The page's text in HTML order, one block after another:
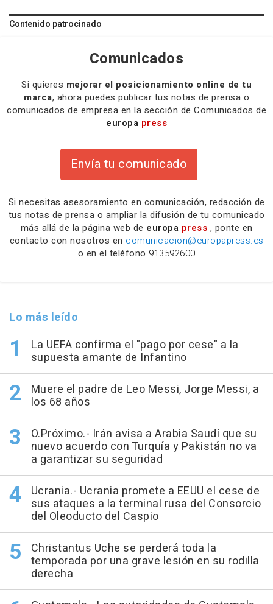
Contenido patrocinado
Comunicados
Si quieres mejorar el posicionamiento online de tu
marca, ahora puedes publicar tus notas de prensa o
comunicados de empresa en la sección de Comunicados de
europa press
Envía tu comunicado
Si necesitas asesoramiento en comunicación, redacción de
tus notas de prensa o ampliar la difusión de tu comunicado
más allá de la página web de europa press , ponte en
contacto con nosotros en comunicacion@europapress.es
o en el teléfono 913592600
Lo más leído
La UEFA confirma el "pago por cese" a la
supuesta amante de Infantino
Muere el padre de Leo Messi, Jorge Messi, a
los 68 años
O.Próximo.- Irán avisa a Arabia Saudí que su
nuevo acuerdo con Turquía y Pakistán no va
a garantizar su seguridad
Ucrania.- Ucrania promete a EEUU el cese de
sus ataques a la terminal rusa del Consorcio
del Oleoducto del Caspio
Christantus Uche se perderá toda la
temporada por una grave lesión en su rodilla
derecha